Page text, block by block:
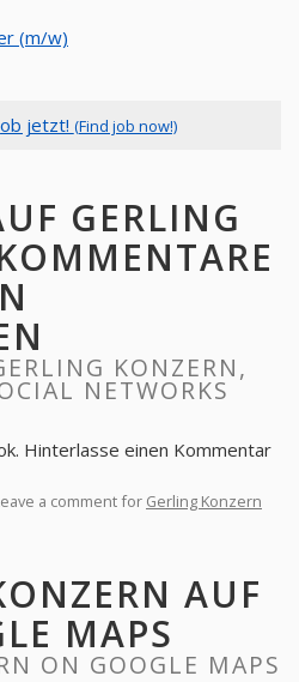
(m/w)
jetzt! (Find job now!)
GERLING
KONZERN,
NETWORKS
Hinterlasse einen Kommentar
a comment for Gerling Konzern
AUF
MAPS
ON GOOGLE MAPS